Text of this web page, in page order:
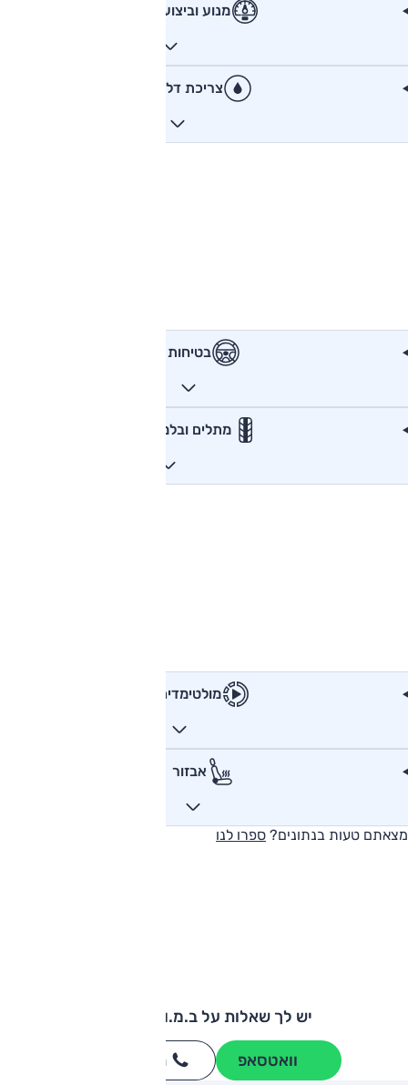
מנוע וביצועים
צריכת דלק
בטיחות
מתלים ובלמים
מולטימדיה
אבזור
מצאתם טעות בנתונים? ספרו לנו
יש לך שאלות על ב.מ.וו סדרה 1?
וואטסאפ חייגו